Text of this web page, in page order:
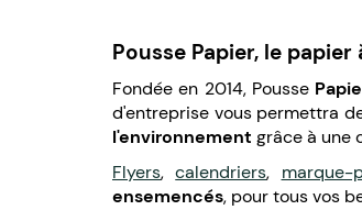
Pousse Papier, le
Fondée en 2014, Pousse
d'entreprise vous permettra
l'environnement grâce à une
Flyers,calendriers, marque-
ensemencés, pour tous vos